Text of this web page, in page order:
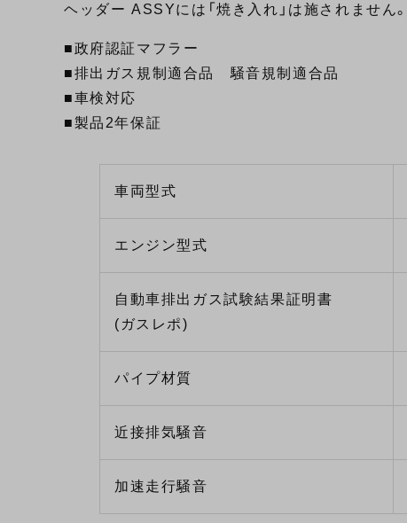
ヘッダー ASSYには「焼き入れ」は施されません。
■政府認証マフラー
■排出ガス規制適合品 騒音規制適合品
■車検対応
■製品2年保証
車両型式
エンジン型式
自動車排出ガス試験結果証明書
(ガスレポ)
パイプ材質
近接排気騒音
加速走行騒音